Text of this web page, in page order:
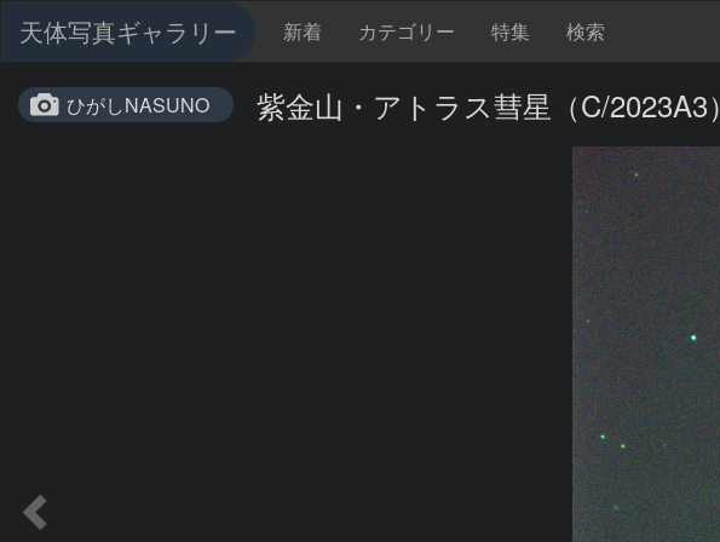
天体写真ギャラリー 新着 カテゴリー 特集 検索
ひがしNASUNO 紫金山・アトラス彗星（C/2023A3）